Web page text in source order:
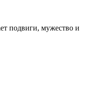
подвиги, мужество и